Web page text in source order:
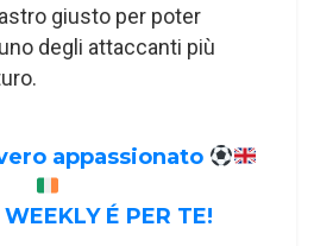
giusto per poter
degli attaccanti più
appassionato
É PER TE!